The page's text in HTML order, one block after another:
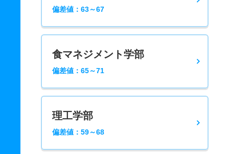
偏差値：63～67
食マネジメント学部
偏差値：65～71
理工学部
偏差値：59～68